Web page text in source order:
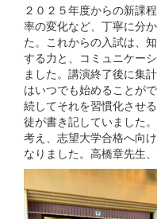
２０２５年度からの新課
率の変化など、丁寧に分
た。これからの入試は、
する力と、コミュニケー
ました。講演終了後に集
はいつでも始めることが
続してそれを習慣化させ
徒が書き記していました
考え、志望大学合格へ向
なりました。高橋章先生